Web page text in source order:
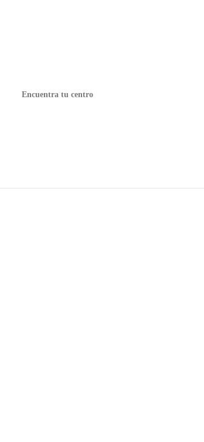
Encuentra tu centro